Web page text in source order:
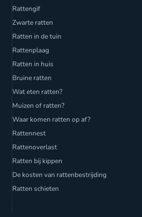
Rattengif
Zwarte ratten
Ratten in de tuin
Rattenplaag
Ratten in huis
Bruine ratten
Wat eten ratten?
Muizen of ratten?
Waar komen ratten op af?
Rattennest
Rattenoverlast
Ratten bij kippen
De kosten van rattenbestrijding
Ratten schieten